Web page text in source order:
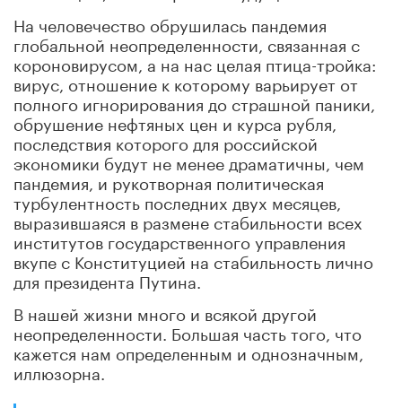
На человечество обрушилась пандемия
глобальной неопределенности, связанная с
короновирусом, а на нас целая птица-тройка:
вирус, отношение к которому варьирует от
полного игнорирования до страшной паники,
обрушение нефтяных цен и курса рубля,
последствия которого для российской
экономики будут не менее драматичны, чем
пандемия, и рукотворная политическая
турбулентность последних двух месяцев,
выразившаяся в размене стабильности всех
институтов государственного управления
вкупе с Конституцией на стабильность лично
для президента Путина.
В нашей жизни много и всякой другой
неопределенности. Большая часть того, что
кажется нам определенным и однозначным,
иллюзорна.